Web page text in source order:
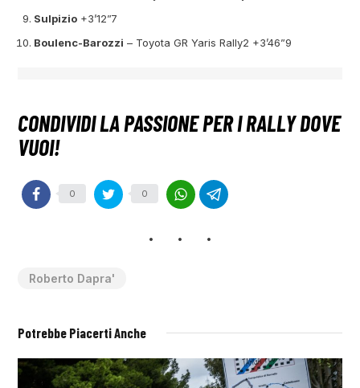
Sulpizio+3’12”7
Boulenc-Barozzi – Toyota GR Yaris Rally2 +3’46”9
0 0
Roberto Dapra'
Potrebbe Piacerti Anche